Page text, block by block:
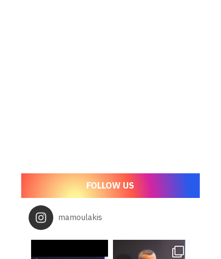
mamoulakis
FOLLOW US